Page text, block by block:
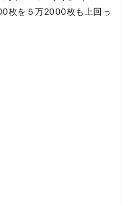
枚を５万2000枚も上回っ